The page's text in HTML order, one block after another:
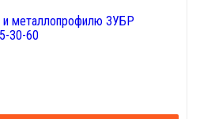
и металлопрофилю ЗУБР
30-60